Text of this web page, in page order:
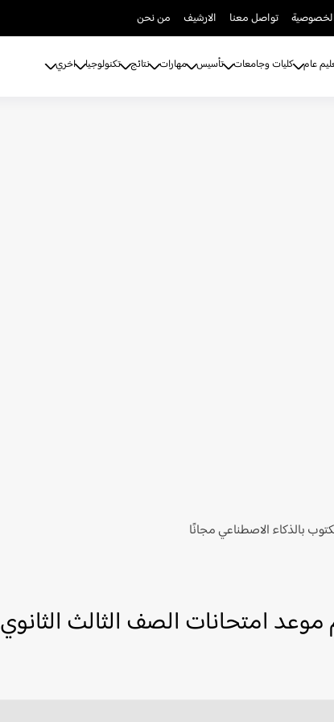
تواصل معنا الارشيف من نحن
عام كليات وجامعات تأسيس مهارات نتائج تكنولوجيا اخري
بالذكاء الاصطناعي مجانًا
امتحانات الصف الثالث الثانوي 2022